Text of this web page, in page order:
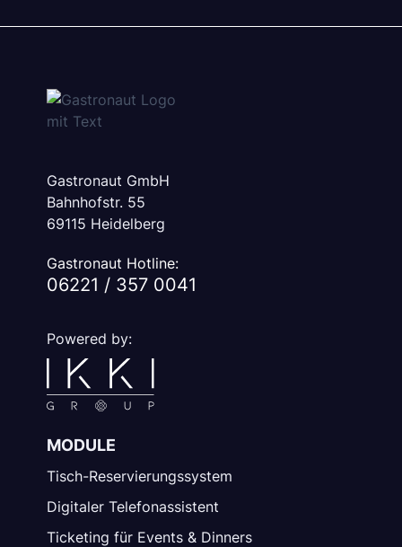
Gastronaut GmbH
Bahnhofstr. 55
69115 Heidelberg
Gastronaut Hotline:
06221 / 357 0041
Powered by:
MODULE
Tisch-Reservierungssystem
Digitaler Telefonassistent
Ticketing für Events & Dinners